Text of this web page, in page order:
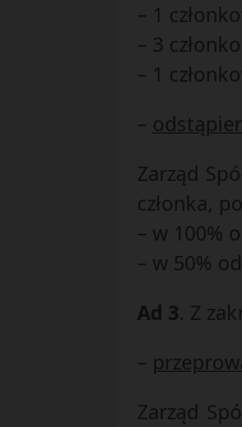
– 1
– 3
– 1
–
Zarząd
członka,
– w 100%
– w 50%
Ad 3. Z
–
Zarząd